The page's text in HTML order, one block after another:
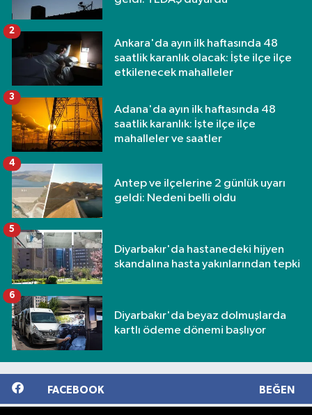
Ankara'da ayın ilk haftasında 48
saatlik karanlık olacak: İşte ilçe ilçe
etkilenecek mahalleler
2
Adana'da ayın ilk haftasında 48
saatlik karanlık: İşte ilçe ilçe
mahalleler ve saatler
3
Antep ve ilçelerine 2 günlük uyarı
geldi: Nedeni belli oldu
4
Diyarbakır'da hastanedeki hijyen
skandalına hasta yakınlarından tepki
5
Diyarbakır'da beyaz dolmuşlarda
kartlı ödeme dönemi başlıyor
6
FACEBOOK BEĞEN